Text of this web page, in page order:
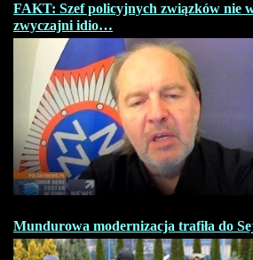
FAKT: Szef policyjnych związków nie
zwyczajni idio…
Mundurowa modernizacja trafiła do